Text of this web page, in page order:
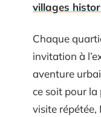
villages
Chaque
invitation à
aventure
ce soit pour la
visite